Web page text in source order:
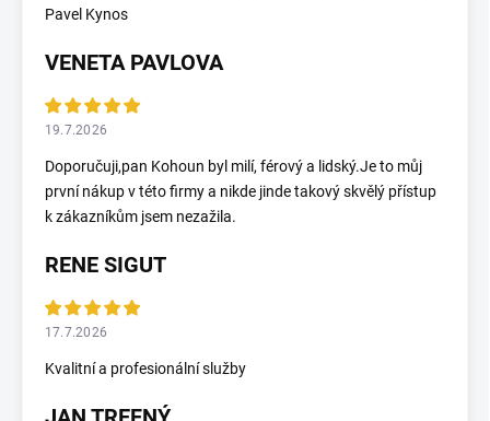
Pavel Kynos
VENETA PAVLOVA
19.7.2026
Doporučuji,pan Kohoun byl milí, férový a lidský.Je to můj
první nákup v této firmy a nikde jinde takový skvělý přístup
k zákazníkům jsem nezažila.
RENE SIGUT
17.7.2026
Kvalitní a profesionální služby